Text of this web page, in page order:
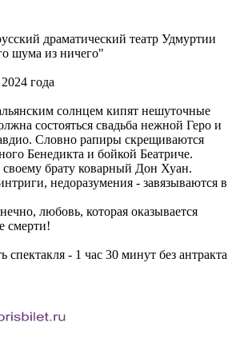
драматический театр Удмуртии
шума из ничего"
года
солнцем кипят нешуточные
состояться свадьба нежной Геро и
Словно рапиры скрещиваются
Бенедикта и бойкой Беатриче.
своему брату коварный Дон Хуан.
недоразумения - завязываются в
любовь, которая оказывается
смерти!
спектакля - 1 час 30 минут без антракта